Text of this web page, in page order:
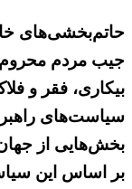
حاتم‌بخشی‌های
جیب مردم محروم
بیکاری، فقر و
سیاست‌های
بخش‌هایی از جهان
بر اساس این